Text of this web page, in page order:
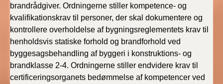
2010)
brandrådgiver. Ordningerne stiller kompetence- og
kvalifikationskrav til personer, der skal dokumentere og
kontrollere overholdelse af bygningsreglementets krav til
henholdsvis statiske forhold og brandforhold ved
byggesagsbehandling af byggeri i konstruktions- og
brandklasse 2-4. Ordningerne stiller endvidere krav til
certificeringsorganets bedømmelse af kompetencer ved